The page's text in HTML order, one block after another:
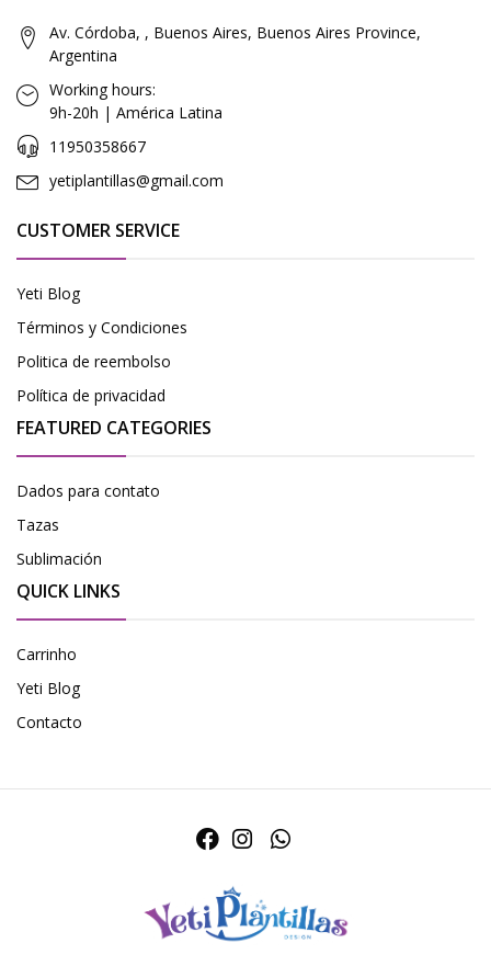
Av. Córdoba, , Buenos Aires, Buenos Aires Province,
Argentina
Working hours:
9h-20h | América Latina
11950358667
yetiplantillas@gmail.com
CUSTOMER SERVICE
Yeti Blog
Términos y Condiciones
Politica de reembolso
Política de privacidad
FEATURED CATEGORIES
Dados para contato
Tazas
Sublimación
QUICK LINKS
Carrinho
Yeti Blog
Contacto